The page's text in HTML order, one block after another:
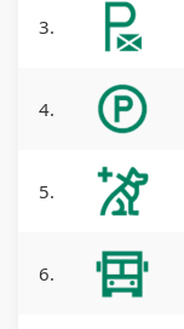
3.
4.
5.
6.